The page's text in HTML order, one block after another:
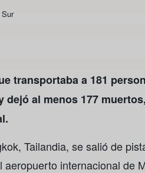
transportaba a 181
dejó al menos 177
Tailandia, se salió de
internacional de